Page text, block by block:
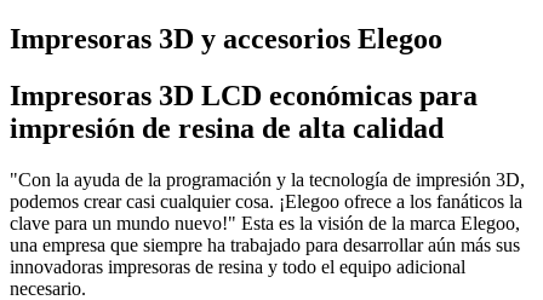
Impresoras 3D y accesorios Elegoo
Impresoras 3D LCD económicas para
impresión de resina de alta calidad
"Con la ayuda de la programación y la tecnología de impresión 3D,
podemos crear casi cualquier cosa. ¡Elegoo ofrece a los fanáticos la
clave para un mundo nuevo!" Esta es la visión de la marca Elegoo,
una empresa que siempre ha trabajado para desarrollar aún más sus
innovadoras impresoras de resina y todo el equipo adicional
necesario.